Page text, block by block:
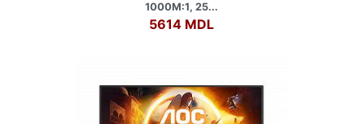
1000M:1, 25...
5614 MDL